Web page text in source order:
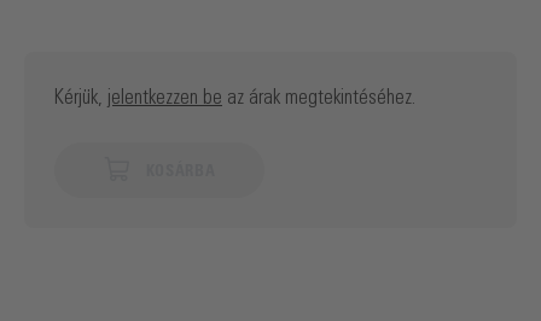
Kérjük, jelentkezzen be az árak megtekintéséhez.